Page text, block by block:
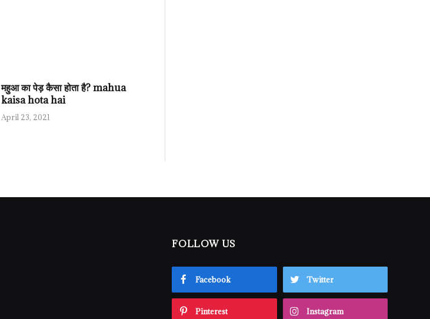
महुआ का पेड़ कैसा होता है? mahua
kaisa hota hai
April 23, 2021
FOLLOW US
Facebook Twitter
Pinterest Instagram